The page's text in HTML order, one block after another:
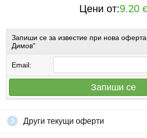
Цени от:9.20 €
Запиши се за известие при нова
Димов"
Email:
Запиши се
Други текущи оферти